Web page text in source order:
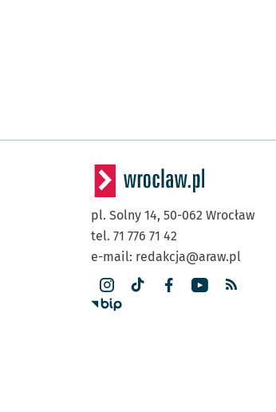
pl. Solny 14, 50-062 Wrocław
tel. 71 776 71 42
e-mail: redakcja@araw.pl